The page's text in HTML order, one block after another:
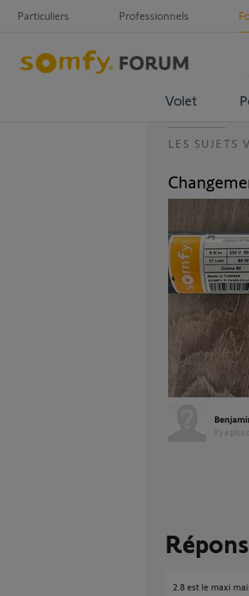
Particuliers Professionnels
Volet
LES SUJETS
il y a
2.8 est le maxi